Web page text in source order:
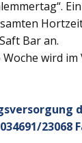
Bar an.
wird
23068